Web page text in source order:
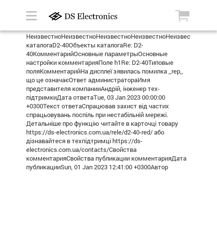
каталогаD2-40Объекты каталогаRe: D2-
40КомментарийОсновные параметрыОсновные
настройки комментарияПоле h1Re: D2-40Типовые
поляКомментарийНа дисплеї зявилась помилка ,,rep,,
що це означаєОтвет администратораИмя
представителя компанииАндрій, інженер тех-
підтримкиДата ответаTue, 03 Jan 2023 00:00:00
+0300Текст ответаСпрацював захист від частих
спрацьовувань поспіль при нестабільній мережі.
Детальніше про функцію читайте в карточці товару
https://ds-electronics.com.ua/rele/d2-40-red/ або
дізнавайтеся в техпідтримці https://ds-
electronics.com.ua/contacts/Свойства
комментарияСвойства публикации комментарияДата
публикацииSun, 01 Jan 2023 12:41:00 +0300Автор